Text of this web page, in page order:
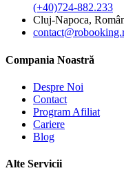
(+40)724-882.233
Cluj-Napoca,
Compania Noastră
Despre Noi
Contact
Program Afiliat
Cariere
Blog
Alte Servicii